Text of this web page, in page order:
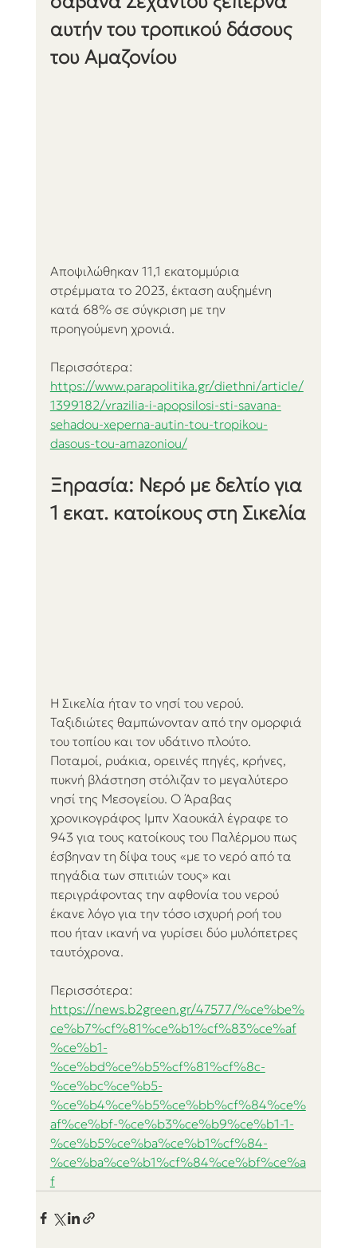
αυτήν του τροπικού δάσους
του Αμαζονίου
Αποψιλώθηκαν 11,1 εκατομμύρια
στρέμματα το 2023, έκταση αυξημένη
κατά 68% σε σύγκριση με την
προηγούμενη χρονιά.
Περισσότερα:
https://www.parapolitika.gr/diethni/article/
1399182/vrazilia-i-apopsilosi-sti-savana-
sehadou-xeperna-autin-tou-tropikou-
dasous-tou-amazoniou/
Ξηρασία: Νερό με δελτίο για
1 εκατ. κατοίκους στη Σικελία
Η Σικελία ήταν το νησί του νερού.
Ταξιδιώτες θαμπώνονταν από την ομορφιά
του τοπίου και τον υδάτινο πλούτο.
Ποταμοί, ρυάκια, ορεινές πηγές, κρήνες,
πυκνή βλάστηση στόλιζαν το μεγαλύτερο
νησί της Μεσογείου. Ο Άραβας
χρονικογράφος Ιμπν Χαουκάλ έγραφε το
943 για τους κατοίκους του Παλέρμου πως
έσβηναν τη δίψα τους «με το νερό από τα
πηγάδια των σπιτιών τους» και
περιγράφοντας την αφθονία του νερού
έκανε λόγο για την τόσο ισχυρή ροή του
που ήταν ικανή να γυρίσει δύο μυλόπετρες
ταυτόχρονα.
Περισσότερα:
https://news.b2green.gr/47577/%ce%be%
ce%b7%cf%81%ce%b1%cf%83%ce%af
%ce%b1-
%ce%bd%ce%b5%cf%81%cf%8c-
%ce%bc%ce%b5-
%ce%b4%ce%b5%ce%bb%cf%84%ce%
af%ce%bf-%ce%b3%ce%b9%ce%b1-1-
%ce%b5%ce%ba%ce%b1%cf%84-
%ce%ba%ce%b1%cf%84%ce%bf%ce%a
f